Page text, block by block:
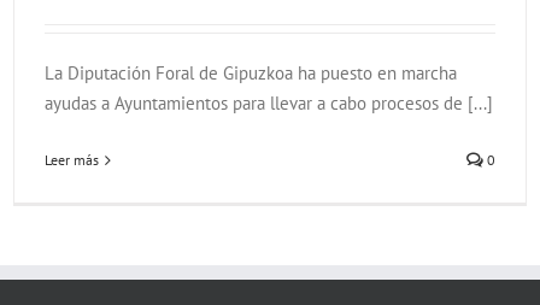
La Diputación Foral de Gipuzkoa ha puesto en marcha
ayudas a Ayuntamientos para llevar a cabo procesos de [...]
Leer más 0